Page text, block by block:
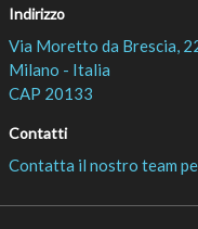
Indirizzo
Via Moretto da Brescia,
Milano - Italia
CAP 20133
Contatti
Contatta il nostro team